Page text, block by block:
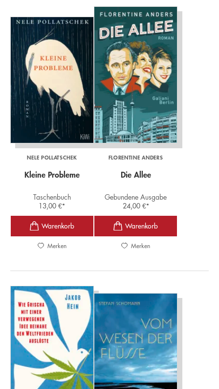
NELE POLLATSCHEK
Kleine Probleme
Taschenbuch
13,00€*
Merken
FLORENTINE ANDERS
Die Allee
Gebundene Ausgabe
24,00 €*
Merken